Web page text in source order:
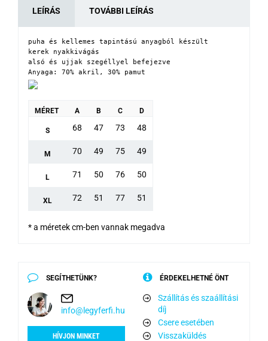
LEÍRÁS TOVÁBBI LEÍRÁS
puha és kellemes tapintású anyagból készült
kerek nyakkivágás
alsó és ujjak szegéllyel befejezve
Anyaga: 70% akril, 30% pamut
MÉRET A B C D
S 68 47 73 48
M 70 49 75 49
L 71 50 76 50
XL 72 51 77 51
* a méretek cm-ben vannak megadva
SEGÍTHETÜNK?
info@legyferfi.hu
HÍVJON MINKET
ÉRDEKELHETNÉ ÖNT
Szállítás és szaállítási
díj
Csere esetében
Visszaküldés